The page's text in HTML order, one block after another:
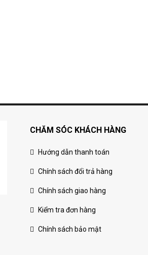
CHĂM SÓC KHÁCH HÀNG
Hướng dẫn thanh toán
Chính sách đổi trả hàng
Chính sách giao hàng
Kiểm tra đơn hàng
Chính sách bảo mật